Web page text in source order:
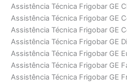
Assistência Técnica Frigobar GE
Assistência Técnica Frigobar GE
Assistência Técnica Frigobar GE
Assistência Técnica Frigobar GE
Assistência Técnica Frigobar GE
Assistência Técnica Frigobar GE
Assistência Técnica Frigobar GE